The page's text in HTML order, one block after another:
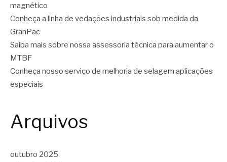
magnético
Conheça a linha de vedações industriais sob medida da
GranPac
Saiba mais sobre nossa assessoria técnica para aumentar o
MTBF
Conheça nosso serviço de melhoria de selagem aplicações
especiais
Arquivos
outubro 2025